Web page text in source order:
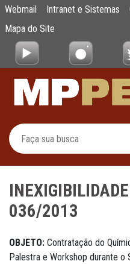
Pular para o Conteúdo principal
INEXIGIBILIDADE
Webmail Intranet e Sistemas
Mapa do Site
036/2013
OBJETO: Contratação do
Palestra e Workshop durante